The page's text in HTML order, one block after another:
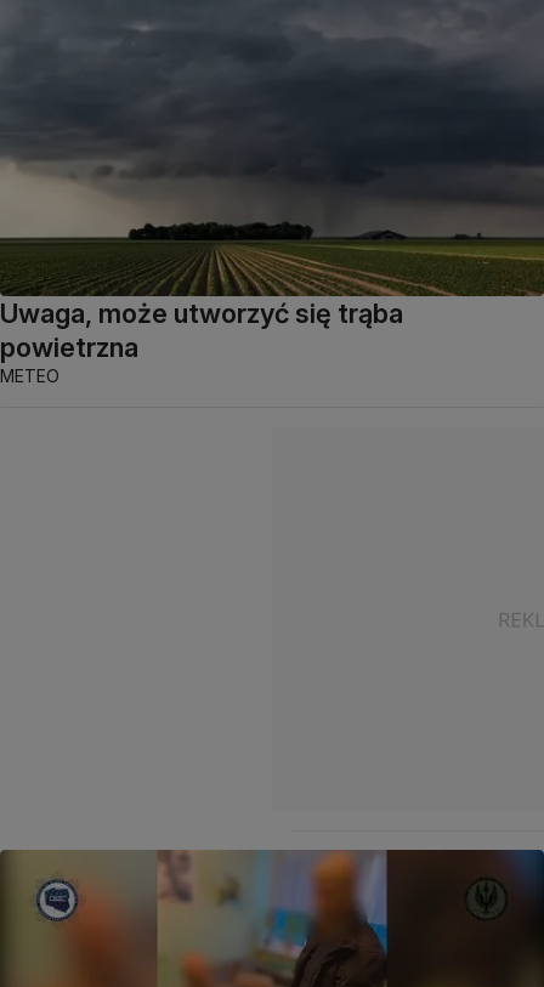
Uwaga, może utworzyć się trąba
powietrzna
METEO